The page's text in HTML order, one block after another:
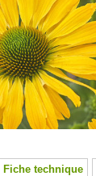
Fiche technique